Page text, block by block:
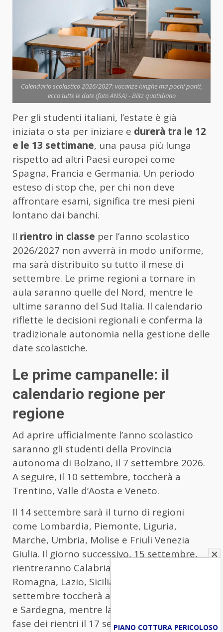
Calendario scolastico 2026/2027: vacanze lunghe ma pochi ponti,
ecco tutte le date (foto ANSA) - Blitz quotidiano
Per gli studenti italiani, l’estate è già
iniziata o sta per iniziare e durerà tra le 12
e le 13 settimane, una pausa più lunga
rispetto ad altri Paesi europei come
Spagna, Francia e Germania. Un periodo
esteso di stop che, per chi non deve
affrontare esami, significa tre mesi pieni
lontano dai banchi.
Il rientro in classe per l’anno scolastico
2026/2027 non avverrà in modo uniforme,
ma sarà distribuito su tutto il mese di
settembre. Le prime regioni a tornare in
aula saranno quelle del Nord, mentre le
ultime saranno del Sud Italia. Il calendario
riflette le decisioni regionali e conferma la
tradizionale autonomia nella gestione delle
date scolastiche.
Le prime campanelle: il
calendario regione per
regione
Ad aprire ufficialmente l’anno scolastico
saranno gli studenti della Provincia
autonoma di Bolzano, il 7 settembre 2026.
A seguire, il 10 settembre, toccherà a
Trentino, Valle d’Aosta e Veneto.
Il 14 settembre sarà il turno di regioni
come Lombardia, Piemonte, Liguria,
Marche, Umbria, Molise e Friuli Venezia
Giulia. Il giorno successivo, 15 settembre,
rientreranno Calabria, Campania, Emilia-
Romagna, Lazio, Sicilia e Toscana. Il 16
settembre toccherà ad Abruzzo, Basilicata
e Sardegna, mentre la Puglia chiuderà la
fase dei rientri il 17 settembre.PIANO COTTURA PERICOLOSO